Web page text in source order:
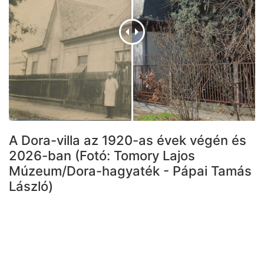
A Dora-villa az 1920-as évek végén és
2026-ban (Fotó: Tomory Lajos
Múzeum/Dora-hagyaték - Pápai Tamás
László)